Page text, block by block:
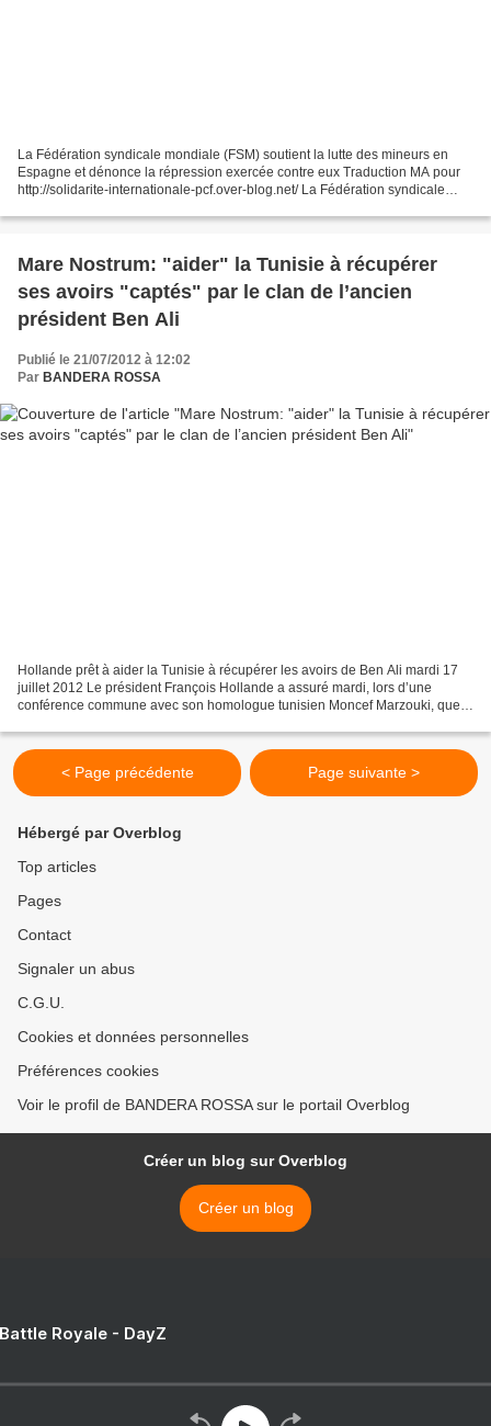
La Fédération syndicale mondiale (FSM) soutient la lutte des mineurs en
Espagne et dénonce la répression exercée contre eux Traduction MA pour
http://solidarite-internationale-pcf.over-blog.net/ La Fédération syndicale
Mare Nostrum: "aider" la Tunisie à récupérer
ses avoirs "captés" par le clan de l’ancien
président Ben Ali
Publié le 21/07/2012 à 12:02
Par BANDERA ROSSA
Hollande prêt à aider la Tunisie à récupérer les avoirs de Ben Ali mardi 17
juillet 2012 Le président François Hollande a assuré mardi, lors d’une
conférence commune avec son homologue tunisien Moncef Marzouki, que
< Page précédente Page suivante >
Hébergé par Overblog
Top articles
Pages
Contact
Signaler un abus
C.G.U.
Cookies et données personnelles
Préférences cookies
Voir le profil de BANDERA ROSSA sur le portail Overblog
Créer un blog sur Overblog
Créer un blog
Royale - DayZ